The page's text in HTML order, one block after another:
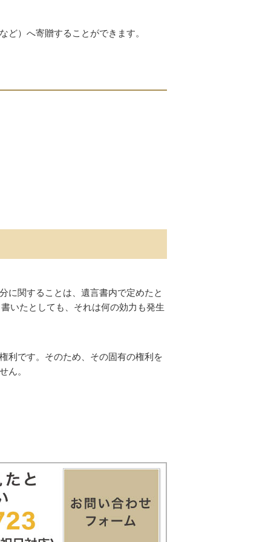
）へ寄贈することができます。
に関することは、遺言書内で定めたと
いたとしても、それは何の効力も発生
利です。そのため、その固有の権利を
ん。